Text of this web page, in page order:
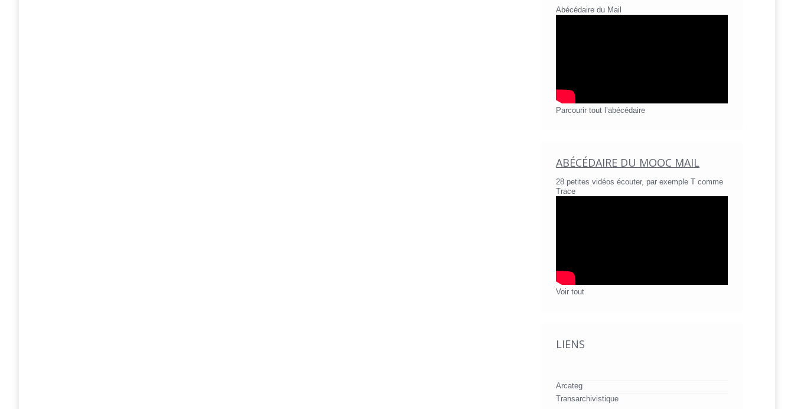
Abécédaire du Mail
Parcourir tout l’abécédaire
ABÉCÉDAIRE DU MOOC MAIL
28 petites vidéos écouter, par exemple T comme
Trace
Voir tout
LIENS
Arcateg
Transarchivistique